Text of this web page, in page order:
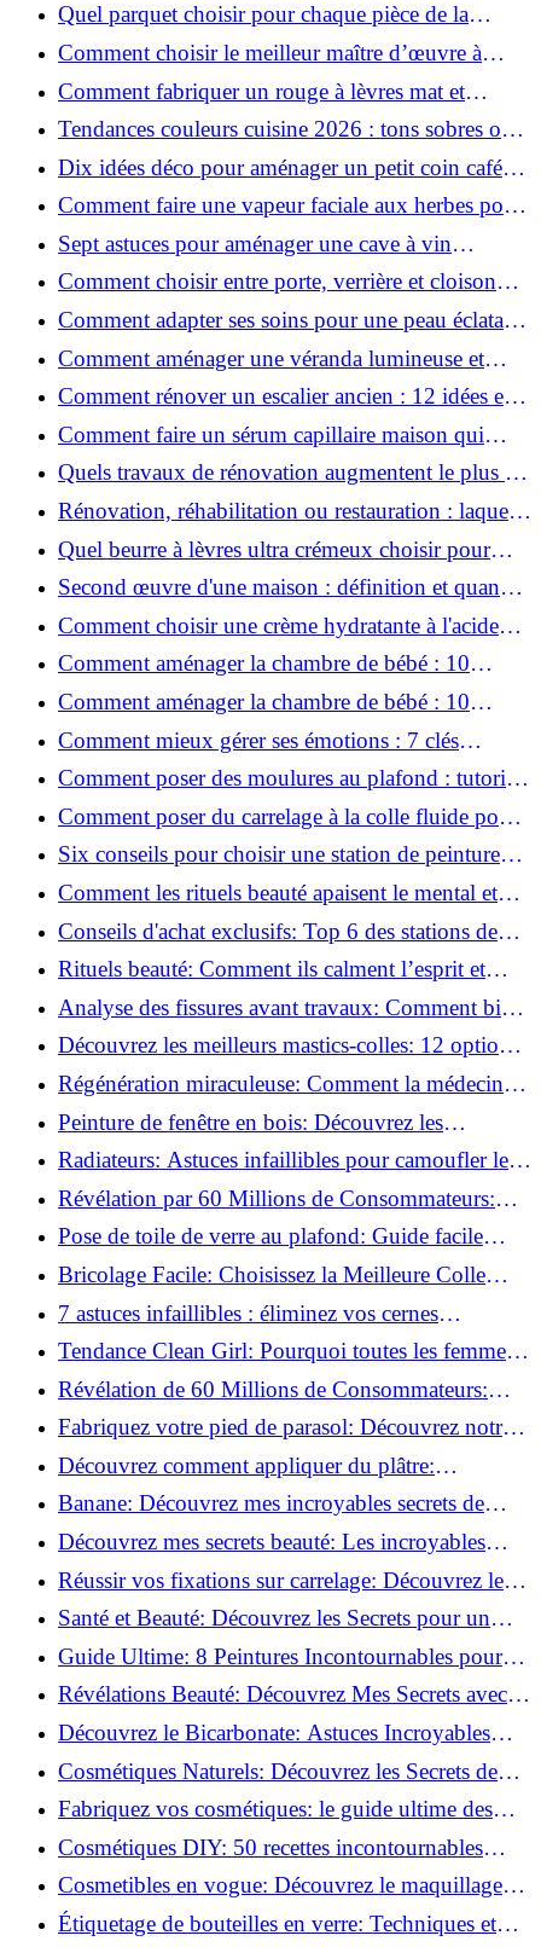
Quel parquet choisir pour chaque pièce de la
maison ?
Comment choisir le meilleur maître d’œuvre à
Grenoble en 2026 ?
Comment fabriquer un rouge à lèvres mat et
hydratant fait maison ?
Tendances couleurs cuisine 2026 : tons sobres ou
colorés, que choisir ?
Dix idées déco pour aménager un petit coin café
chez soi
Comment faire une vapeur faciale aux herbes pour
une peau plus saine et rajeunie ?
Sept astuces pour aménager une cave à vin
naturelle chez soi
Comment choisir entre porte, verrière et cloison
coulissante pour séparer vos pièces ?
Comment adapter ses soins pour une peau éclatante
en hiver ?
Comment aménager une véranda lumineuse et
conviviale : 12 idées déco
Comment rénover un escalier ancien : 12 idées et
astuces faciles pas à pas
Comment faire un sérum capillaire maison qui
stimule réellement la pousse des cheveux ?
Quels travaux de rénovation augmentent le plus la
valeur d'une maison pour la revente ?
Rénovation, réhabilitation ou restauration : laquelle
convient le mieux à mon logement ?
Quel beurre à lèvres ultra crémeux choisir pour
lèvres sèches et gercées?
Second œuvre d'une maison : définition et quand
le réaliser
Comment choisir une crème hydratante à l'acide
hyaluronique et niacinamide ?
Comment aménager la chambre de bébé : 10
conseils sécurité, déco et rangement
Comment aménager la chambre de bébé : 10
conseils sécurité, déco et rangement
Comment mieux gérer ses émotions : 7 clés
pratiques
Comment poser des moulures au plafond : tutoriel
vidéo pas à pas ?
Comment poser du carrelage à la colle fluide pour
un rendu professionnel ?
Six conseils pour choisir une station de peinture
basse pression
Comment les rituels beauté apaisent le mental et
créent des moments pour soi ?
Conseils d'achat exclusifs: Top 6 des stations de
peinture basse pression incontournables!
Rituels beauté: Comment ils calment l’esprit et
chouchoutent votre âme!
Analyse des fissures avant travaux: Comment bien
préparer vos surfaces!
Découvrez les meilleurs mastics-colles: 12 options
dès 6,70 €!
Régénération miraculeuse: Comment la médecine
régénérative peut restaurer votre confiance!
Peinture de fenêtre en bois: Découvrez les
techniques infaillibles pour un résultat parfait!
Radiateurs: Astuces infaillibles pour camoufler les
tuyaux apparents!
Révélation par 60 Millions de Consommateurs:
Découvrez le sérum anti-rides numéro un!
Pose de toile de verre au plafond: Guide facile
pour débutants!
Bricolage Facile: Choisissez la Meilleure Colle
pour Chaque Matériau!
7 astuces infaillibles : éliminez vos cernes
rapidement !
Tendance Clean Girl: Pourquoi toutes les femmes
l'adoptent?
Révélation de 60 Millions de Consommateurs:
Découvrez le meilleur fond de teint pour votre
peau!
Fabriquez votre pied de parasol: Découvrez notre
tutoriel facile !
Découvrez comment appliquer du plâtre:
Techniques pour un mur intérieur parfait!
Banane: Découvrez mes incroyables secrets de
beauté!
Découvrez mes secrets beauté: Les incroyables
vertus du curcuma!
Réussir vos fixations sur carrelage: Découvrez les
astuces infaillibles !
Santé et Beauté: Découvrez les Secrets pour un
Bien-être Optimal!
Guide Ultime: 8 Peintures Incontournables pour
Bois Extérieurs!
Révélations Beauté: Découvrez Mes Secrets avec le
Thé Vert Matcha!
Découvrez le Bicarbonate: Astuces Incroyables
pour Votre Quotidien!
Cosmétiques Naturels: Découvrez les Secrets de
Beauté Éco-responsables!
Fabriquez vos cosmétiques: le guide ultime des
produits de beauté maison!
Cosmétiques DIY: 50 recettes incontournables
pour sublimer votre beauté naturelle!
Cosmetibles en vogue: Découvrez le maquillage
100% comestible!
Étiquetage de bouteilles en verre: Techniques et